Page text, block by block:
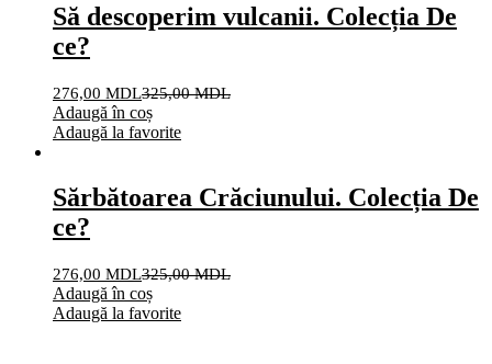
Să descoperim vulcanii. Colecția De
ce?
276,00 MDL325,00MDL
Adaugă în coș
Adaugă la favorite
Sărbătoarea Crăciunului. Colecția De
ce?
276,00 MDL325,00MDL
Adaugă în coș
Adaugă la favorite